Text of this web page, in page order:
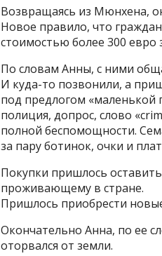
Возвращаясь из Мюнхена,
Новое правило, что
стоимостью более 300 евро
По словам Анны, с ними
И куда-то позвонили, а
под предлогом
полиция, допрос, слово
полной беспомощности.
за пару ботинок, очки и
Покупки пришлось
проживающему в стране.
Пришлось приобрести
Окончательно Анна, по ее
оторвался от земли.